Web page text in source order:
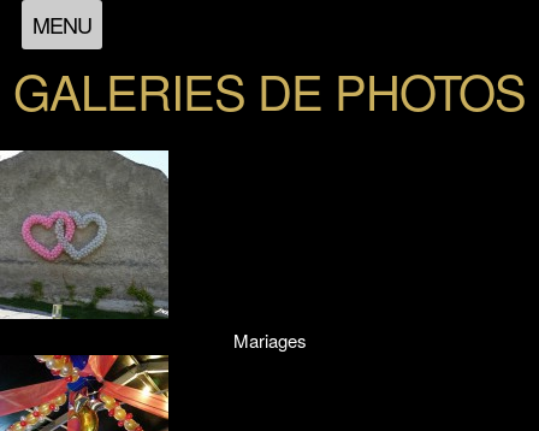
MENU
GALERIES DE PHOTOS
Mariages